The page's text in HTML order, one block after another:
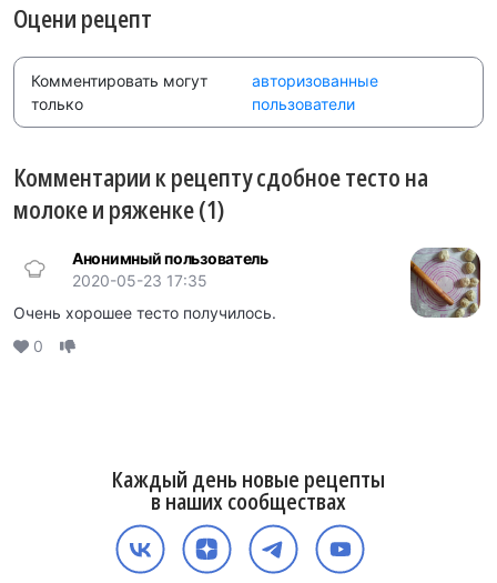
Оцени рецепт
Комментировать могут
только
авторизованные
пользователи
Комментарии к рецепту сдобное тесто на
молоке и ряженке (1)
Анонимный пользователь
2020-05-23 17:35
Очень хорошее тесто получилось.
0
Каждый день новые рецепты
в наших сообществах